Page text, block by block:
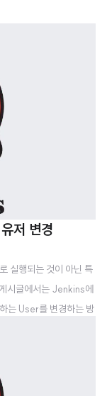
저 변경
실행되는 것이 아닌 특
시글에서는 Jenkins에
는 User를 변경하는 방
으로 작성한다. 우선
.$ systemctl stop jenki
하는 User 및 Group 명